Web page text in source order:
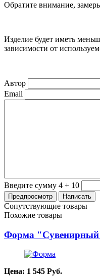
Обратите внимание,
Изделие будет иметь
зависимости от
Автор
Email
Введите сумму 4 + 10
Сопутствующие товары
Похожие товары
Форма "Сувенирный
Цена: 1 545 Руб.